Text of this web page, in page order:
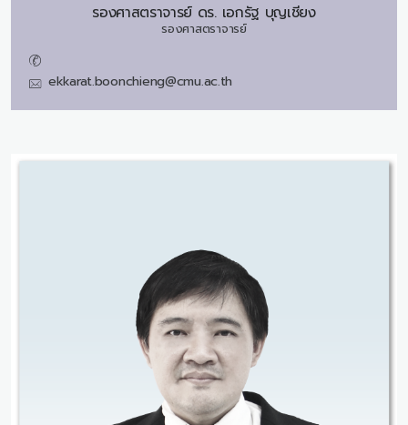
รองศาสตราจารย์ ดร. เอกรัฐ บุญเชียง
รองศาสตราจารย์
ekkarat.boonchieng@cmu.ac.th